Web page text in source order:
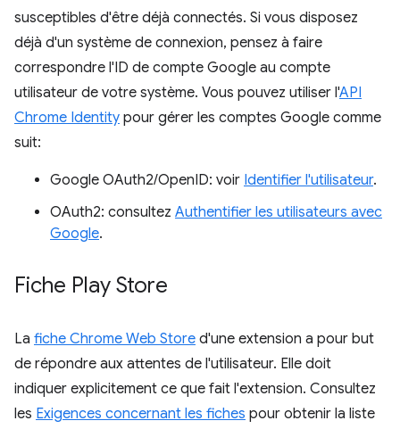
susceptibles d'être déjà connectés. Si vous disposez
déjà d'un système de connexion, pensez à faire
correspondre l'ID de compte Google au compte
utilisateur de votre système. Vous pouvez utiliser l'API
Chrome Identity pour gérer les comptes Google comme
suit:
Google OAuth2/OpenID: voir Identifier l'utilisateur.
OAuth2: consultez Authentifier les utilisateurs avec
Google.
Fiche Play Store
La fiche Chrome Web Store d'une extension a pour but
de répondre aux attentes de l'utilisateur. Elle doit
indiquer explicitement ce que fait l'extension. Consultez
les Exigences concernant les fiches pour obtenir la liste